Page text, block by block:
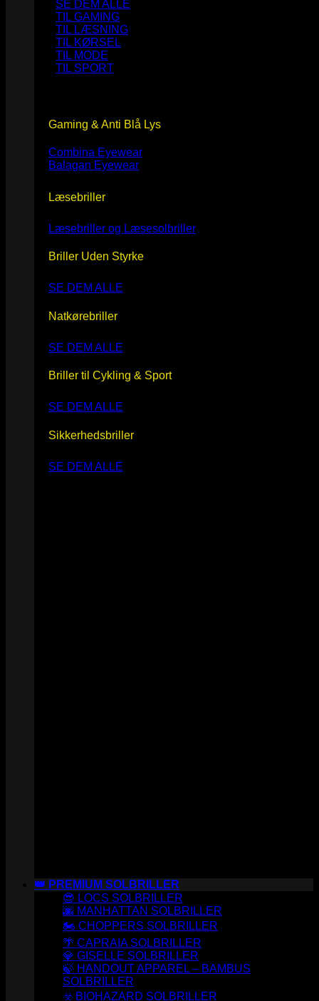
SE DEM ALLE
TIL GAMING
TIL LÆSNING
TIL KØRSEL
TIL MODE
TIL SPORT
Gaming & Anti Blå Lys
Combina Eyewear
Balagan Eyewear
Læsebriller
Læsebriller og Læsesolbriller
Briller Uden Styrke
SE DEM ALLE
Natkørebriller
SE DEM ALLE
Briller til Cykling & Sport
SE DEM ALLE
Sikkerhedsbriller
SE DEM ALLE
👑 PREMIUM SOLBRILLER
😎 LOCS SOLBRILLER
🌆 MANHATTAN SOLBRILLER
🏍️ CHOPPERS SOLBRILLER
🌴 CAPRAIA SOLBRILLER
💎 GISELLE SOLBRILLER
🍃 HANDOUT APPAREL – BAMBUS
SOLBRILLER
☣️ BIOHAZARD SOLBRILLER